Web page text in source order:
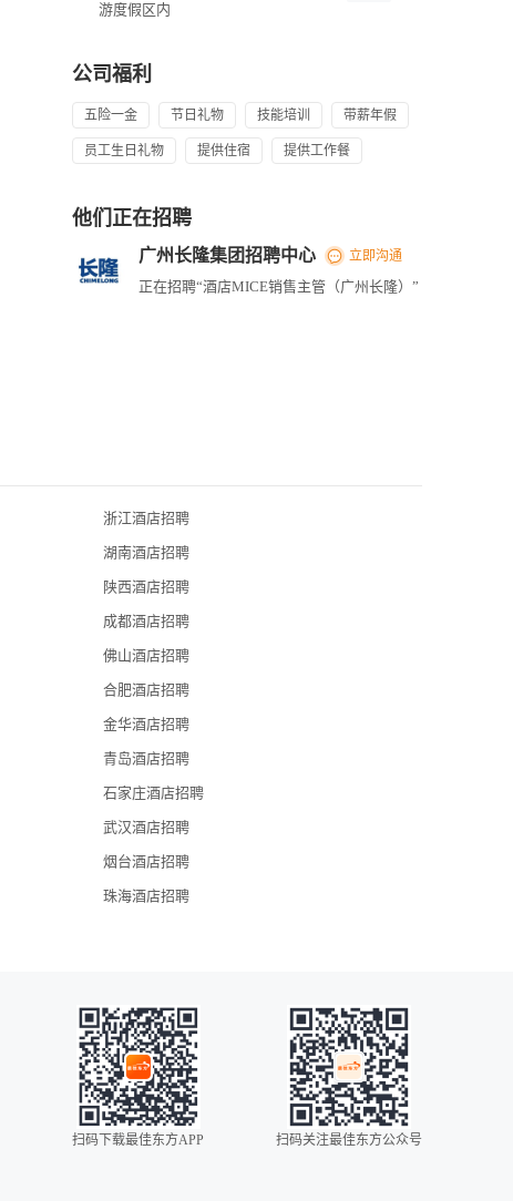
游度假区内
公司福利
五险一金 节日礼物 技能培训 带薪年假
员工生日礼物 提供住宿 提供工作餐
他们正在招聘
广州长隆集团招聘中心 立即沟通
正在招聘“酒店MICE销售主管（广州长隆）”
浙江酒店招聘
湖南酒店招聘
陕西酒店招聘
成都酒店招聘
佛山酒店招聘
合肥酒店招聘
金华酒店招聘
青岛酒店招聘
石家庄酒店招聘
武汉酒店招聘
烟台酒店招聘
珠海酒店招聘
扫码下载最佳东方APP 扫码关注最佳东方公众号